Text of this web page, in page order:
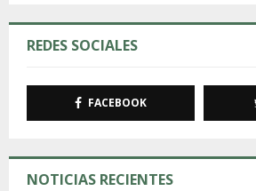
REDES SOCIALES
FACEBOOK
NOTICIAS RECIENTES